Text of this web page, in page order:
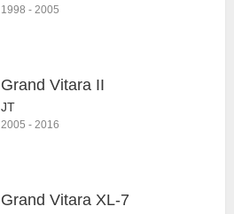
1998 - 2005
Grand Vitara II
JT
2005 - 2016
Grand Vitara XL-7